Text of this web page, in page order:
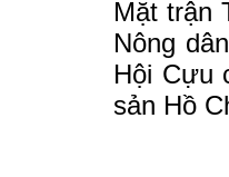
Mặt trận
Nông
Hội Cựu
sản Hồ